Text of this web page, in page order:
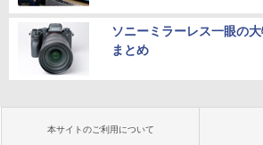
ソニーミラーレス一眼の
まとめ
本サイトのご利用について